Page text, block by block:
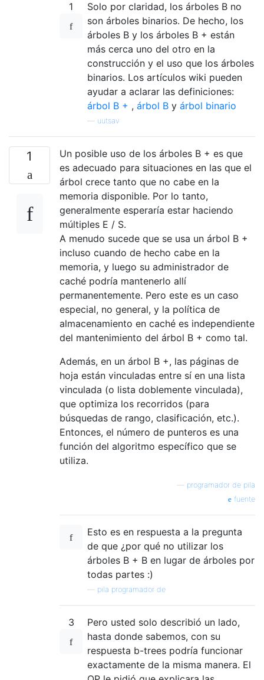
1
Solo por claridad, los árboles B no
son árboles binarios. De hecho, los
árboles B y los árboles B + están
más cerca uno del otro en la
construcción y el uso que los árboles
binarios. Los artículos wiki pueden
ayudar a aclarar las definiciones:
árbol B + , árbol B y árbol binario
uutsav
1
Un posible uso de los árboles B + es que
es adecuado para situaciones en las que el
árbol crece tanto que no cabe en la
memoria disponible. Por lo tanto,
generalmente esperaría estar haciendo
múltiples E / S.
A menudo sucede que se usa un árbol B +
incluso cuando de hecho cabe en la
memoria, y luego su administrador de
caché podría mantenerlo allí
permanentemente. Pero este es un caso
especial, no general, y la política de
almacenamiento en caché es independiente
del mantenimiento del árbol B + como tal.
Además, en un árbol B +, las páginas de
hoja están vinculadas entre sí en una lista
vinculada (o lista doblemente vinculada),
que optimiza los recorridos (para
búsquedas de rango, clasificación, etc.).
Entonces, el número de punteros es una
función del algoritmo específico que se
utiliza.
programador de pila
fuente
Esto es en respuesta a la pregunta
de que ¿por qué no utilizar los
árboles B + B en lugar de árboles por
todas partes :)
pila programador de
3
Pero usted solo describió un lado,
hasta donde sabemos, con su
respuesta b-trees podría funcionar
exactamente de la misma manera. El